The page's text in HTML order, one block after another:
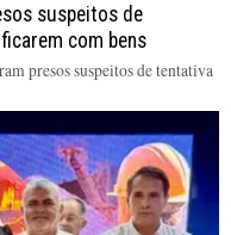
suspeitos de
com bens
presos suspeitos de tentativa